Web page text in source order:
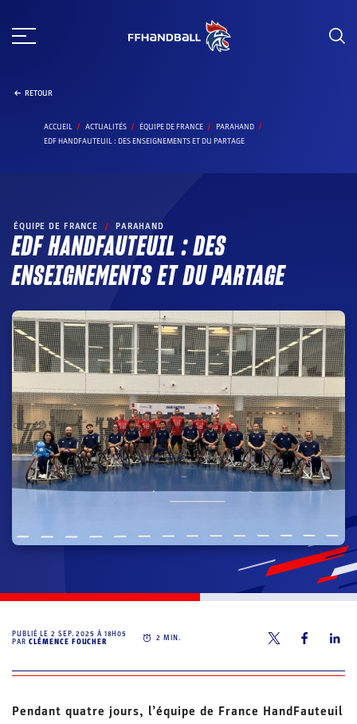
au
RETOUR
ACCUEIL ACTUALITÉS ÉQUIPE DE FRANCE
PARAHAND
EDF HANDFAUTEUIL : DES ENSEIGNEMENTS ET DU PARTAGE
ÉQUIPE DE FRANCE / PARAHAND
EDF HANDFAUTEUIL : DES
ENSEIGNEMENTS ET DU PARTAGE
PUBLIÉ LE2 SEP. 2025 À 18H05
PAR CLÉMENCE FOUCHER 2 MIN.
Pendant quatre jours, l’équipe de France HandFauteuil